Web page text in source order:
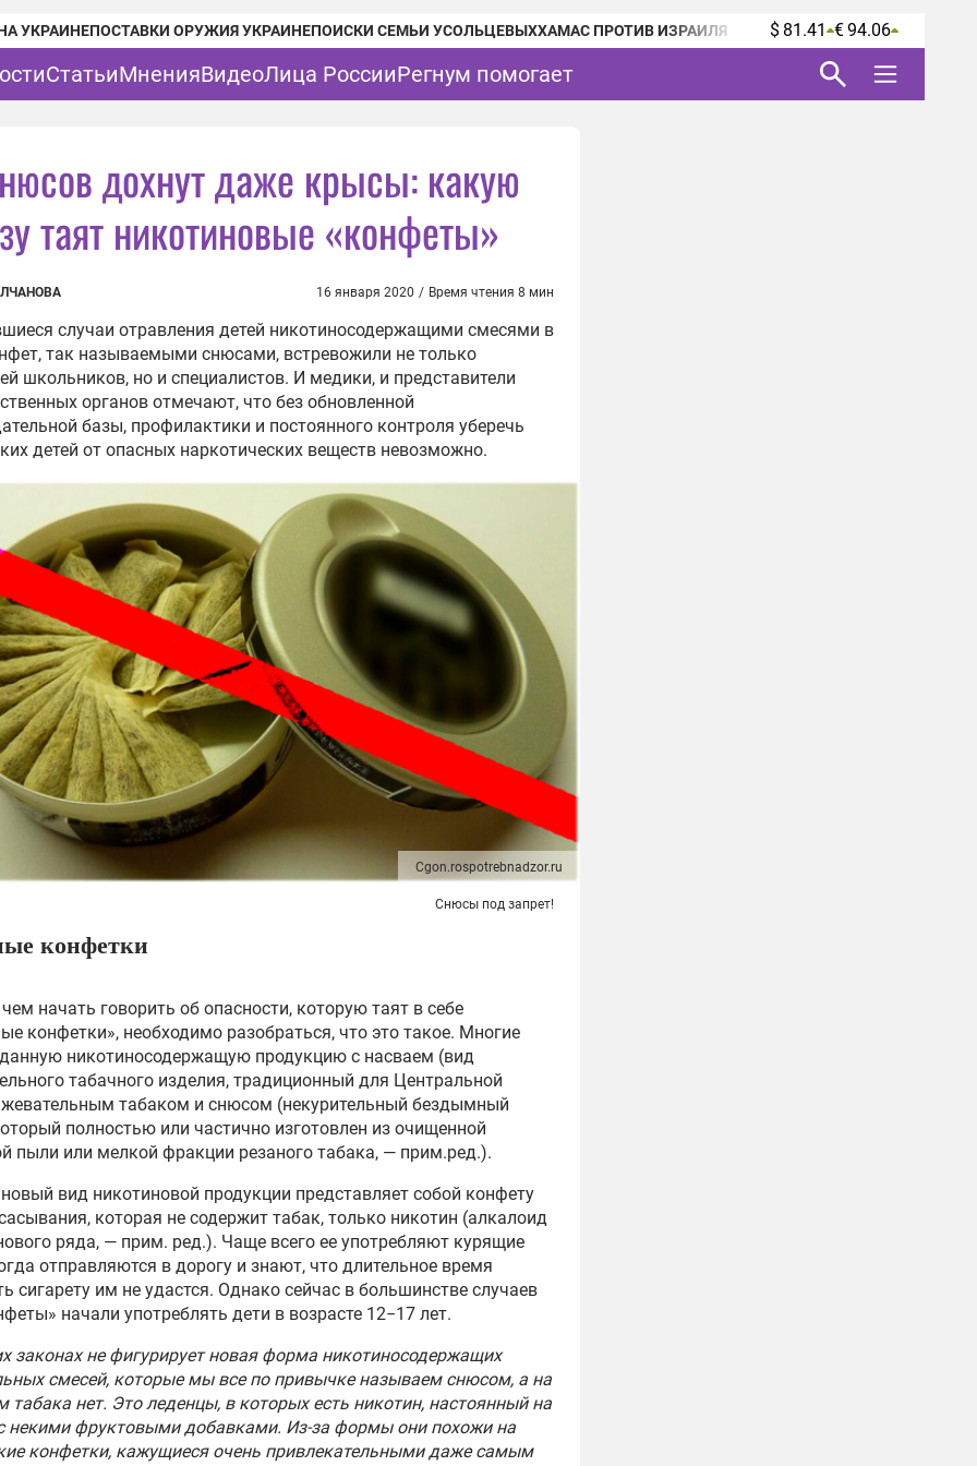
УКРАИНЕПОСТАВКИ ОРУЖИЯ УКРАИНЕПОИСКИ СЕМЬИ УСОЛЬЦЕВЫХХАМАС ПРОТИВ ИЗРАИЛЯ $ 81.41 € 94.06
СтатьиМненияВидеоЛица РоссииРегнум помогает
дохнут даже крысы: какую
таят никотиновые «конфеты»
16 января 2020 / Время чтения 8 мин
случаи отравления детей никотиносодержащими смесями в
так называемыми снюсами, встревожили не только
школьников, но и специалистов. И медики, и представители
органов отмечают, что без обновленной
базы, профилактики и постоянного контроля уберечь
детей от опасных наркотических веществ невозможно.
Cgon.rospotrebnadzor.ru
Снюсы под запрет!
конфетки
начать говорить об опасности, которую таят в себе
конфетки», необходимо разобраться, что это такое. Многие
никотиносодержащую продукцию с насваем (вид
табачного изделия, традиционный для Центральной
жевательным табаком и снюсом (некурительный бездымный
полностью или частично изготовлен из очищенной
пыли или мелкой фракции резаного табака, — прим.ред.).
вид никотиновой продукции представляет собой конфету
которая не содержит табак, только никотин (алкалоид
ряда, — прим. ред.). Чаще всего ее употребляют курящие
отправляются в дорогу и знают, что длительное время
сигарету им не удастся. Однако сейчас в большинстве случаев
начали употреблять дети в возрасте 12−17 лет.
законах не фигурирует новая форма никотиносодержащих
смесей, которые мы все по привычке называем снюсом, а на
табака нет. Это леденцы, в которых есть никотин, настоянный на
некими фруктовыми добавками. Из-за формы они похожи на
конфетки, кажущиеся очень привлекательными даже самым